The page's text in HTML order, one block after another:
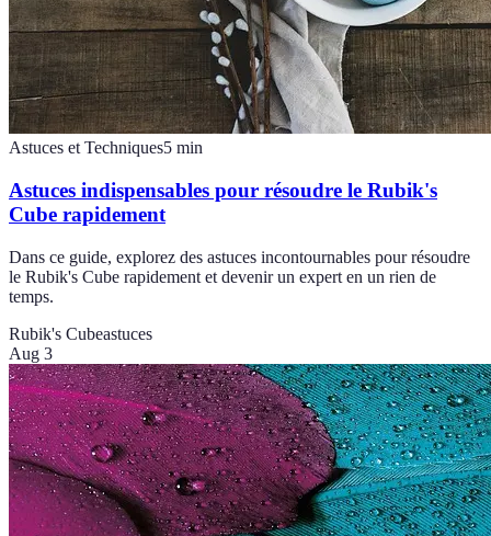
Astuces et Techniques5 min
Astuces indispensables pour résoudre le Rubik's
Cube rapidement
Dans ce guide, explorez des astuces incontournables pour résoudre
le Rubik's Cube rapidement et devenir un expert en un rien de
temps.
Rubik's Cubeastuces
Aug 3